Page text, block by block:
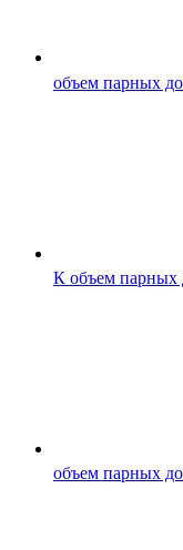
объем парных
К объем парных
объем парных